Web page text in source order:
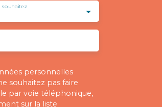
souhaitez
personnelles
souhaitez pas faire
par voie téléphonique,
sur la liste